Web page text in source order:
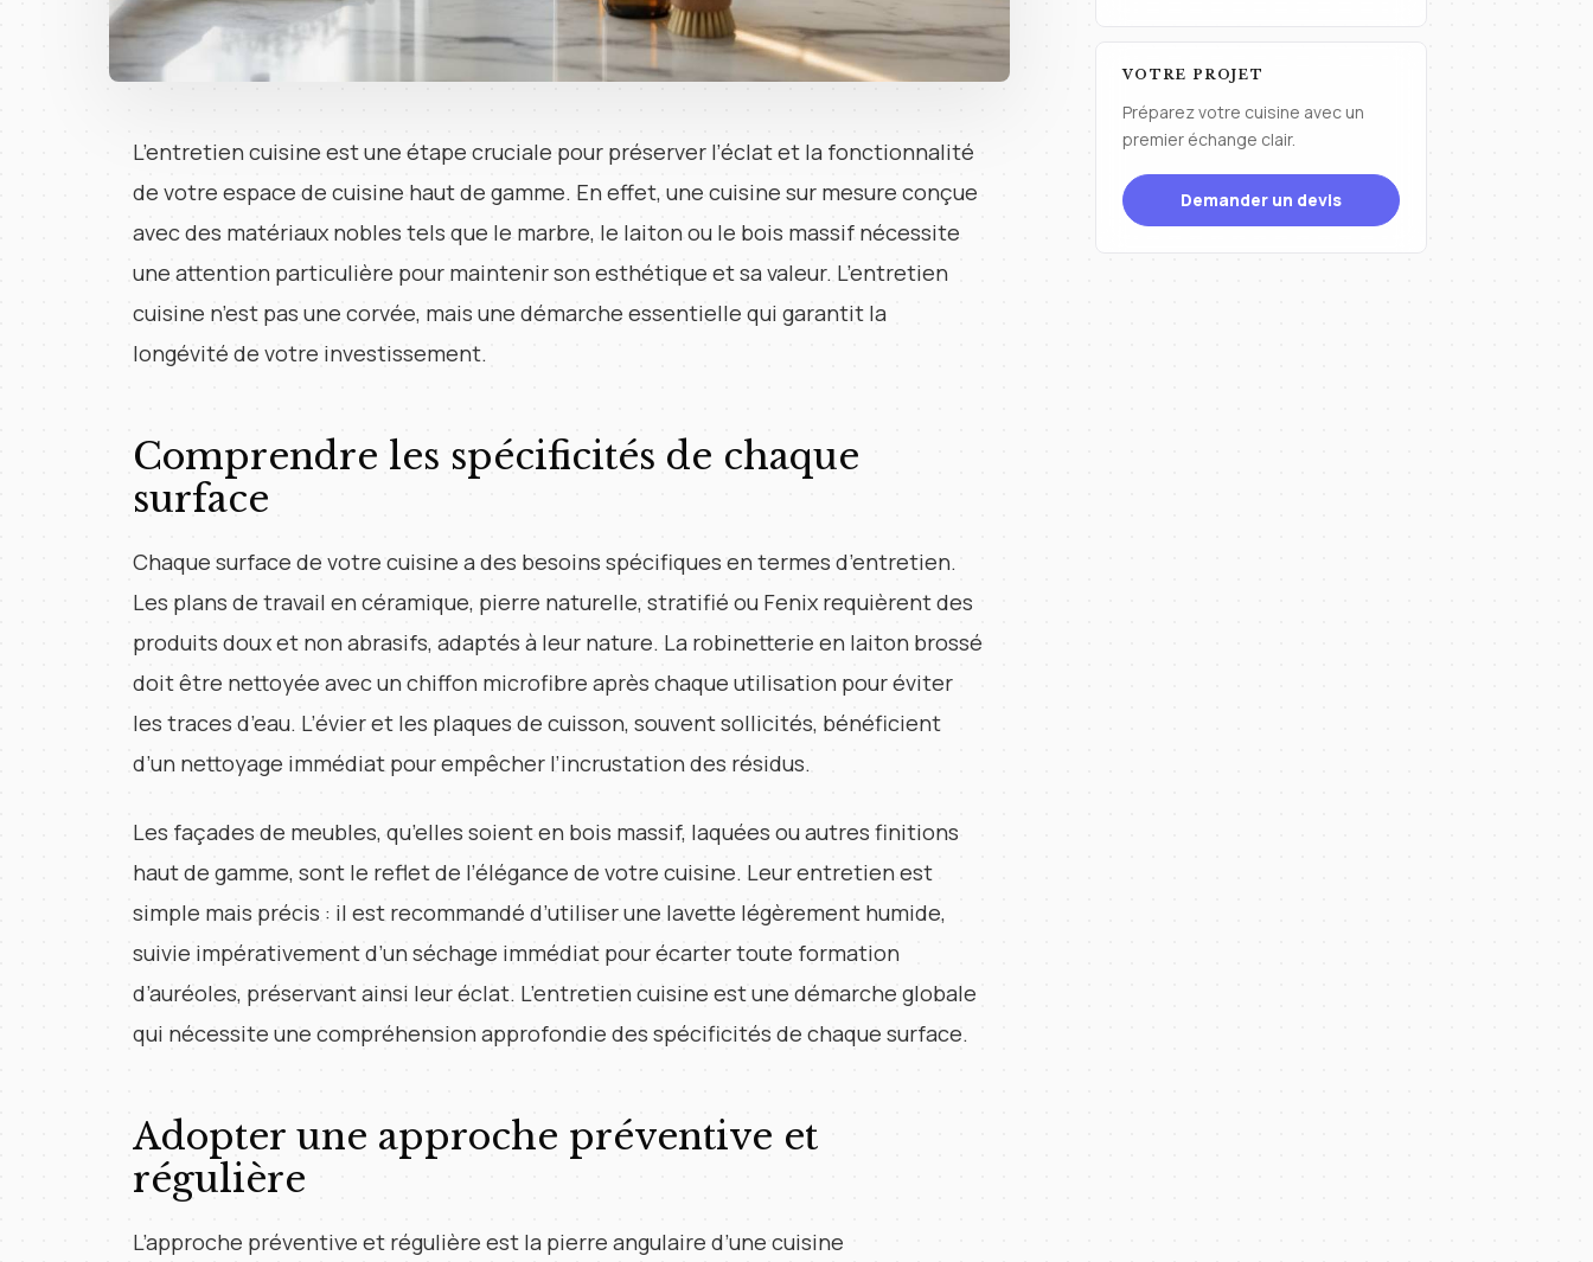
L’entretien cuisine est une étape cruciale pour préserver l’éclat et la fonctionnalité
de votre espace de cuisine haut de gamme. En effet, une cuisine sur mesure conçue
avec des matériaux nobles tels que le marbre, le laiton ou le bois massif nécessite
une attention particulière pour maintenir son esthétique et sa valeur. L’entretien
cuisine n’est pas une corvée, mais une démarche essentielle qui garantit la
longévité de votre investissement.
Comprendre les spécificités de chaque
surface
Chaque surface de votre cuisine a des besoins spécifiques en termes d’entretien.
Les plans de travail en céramique, pierre naturelle, stratifié ou Fenix requièrent des
produits doux et non abrasifs, adaptés à leur nature. La robinetterie en laiton brossé
doit être nettoyée avec un chiffon microfibre après chaque utilisation pour éviter
les traces d’eau. L’évier et les plaques de cuisson, souvent sollicités, bénéficient
d’un nettoyage immédiat pour empêcher l’incrustation des résidus.
Les façades de meubles, qu’elles soient en bois massif, laquées ou autres finitions
haut de gamme, sont le reflet de l’élégance de votre cuisine. Leur entretien est
simple mais précis : il est recommandé d’utiliser une lavette légèrement humide,
suivie impérativement d’un séchage immédiat pour écarter toute formation
d’auréoles, préservant ainsi leur éclat. L’entretien cuisine est une démarche globale
qui nécessite une compréhension approfondie des spécificités de chaque surface.
Adopter une approche préventive et
régulière
L’approche préventive et régulière est la pierre angulaire d’une cuisine
VOTRE PROJET
Préparez votre cuisine avec un
premier échange clair.
Demander un devis